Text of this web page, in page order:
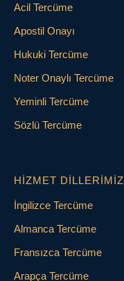
Acil Tercüme
Apostil Onayı
Hukuki Tercüme
Noter Onaylı Tercüme
Yeminli Tercüme
Sözlü Tercüme
HIZMET DILLERIMIZ
İngilizce Tercüme
Almanca Tercüme
Fransızca Tercüme
Arapça Tercüme